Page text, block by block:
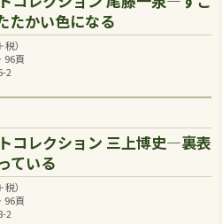
たかい色になる
税）
96頁
2
コレクション 三上博史―裏表
ている
税）
96頁
2